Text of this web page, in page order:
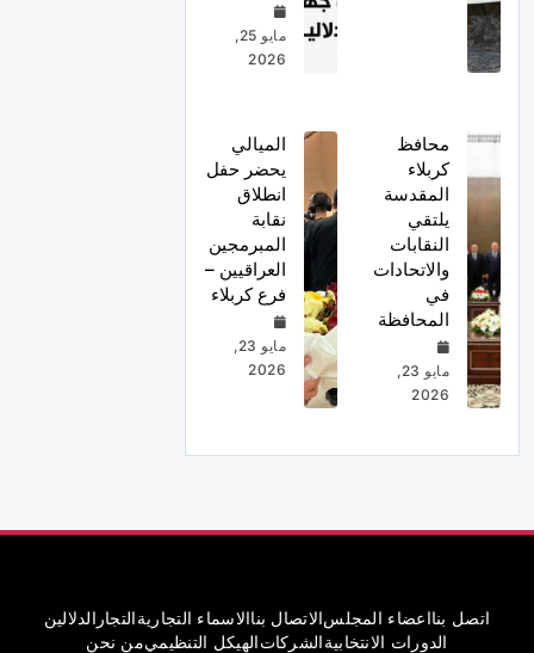
مايو 25,
2026
محافظ
كربلاء
المقدسة
يلتقي
النقابات
والاتحادات
في
المحافظة
مايو 23,
2026
الميالي
يحضر حفل
انطلاق
نقابة
المبرمجين
العراقيين –
فرع كربلاء
مايو 23,
2026
اتصل بنااعضاء المجلسالاتصال بناالاسماء التجاريةالتجار الدلالين
الدورات الانتخابيةالشركاتالهيكل التنظيميمن نحن